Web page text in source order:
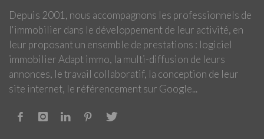
Depuis 2001, nous accompagnons les professionnels de
l'immobilier dans le développement de leur activité, en
leur proposant un ensemble de prestations : logiciel
immobilier Adapt immo, la multi-diffusion de leurs
annonces, le travail collaboratif, la conception de leur
site internet, le référencement sur Google...